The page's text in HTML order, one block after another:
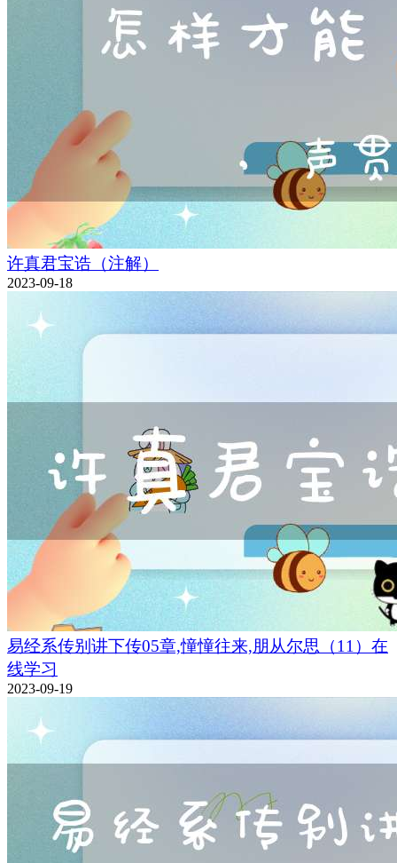
许真君宝诰（注解）
2023-09-18
易经系传别讲下传05章,憧憧往来,朋从尔思（11）在
线学习
2023-09-19